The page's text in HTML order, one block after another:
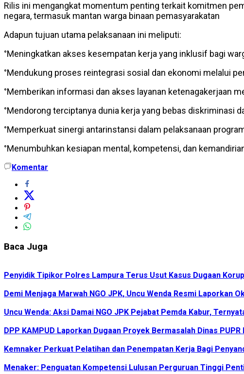
Rilis ini mengangkat momentum penting terkait komitmen
negara, termasuk mantan warga binaan pemasyarakatan
Adapun tujuan utama pelaksanaan ini meliputi:
°Meningkatkan akses kesempatan kerja yang inklusif bagi
°Mendukung proses reintegrasi sosial dan ekonomi melalui
°Memberikan informasi dan akses layanan ketenagakerjaan
°Mendorong terciptanya dunia kerja yang bebas diskriminasi
°Memperkuat sinergi antarinstansi dalam pelaksanaan
°Menumbuhkan kesiapan mental, kompetensi, dan
Komentar
Baca Juga
Penyidik Tipikor Polres Lampura Terus Usut Kasus Dugaan
Demi Menjaga Marwah NGO JPK, Uncu Wenda Resmi Laporkan
Uncu Wenda: Aksi Damai NGO JPK Pejabat Pemda Kabur,
DPP KAMPUD Laporkan Dugaan Proyek Bermasalah Dinas
Kemnaker Perkuat Pelatihan dan Penempatan Kerja Bagi
Menaker: Penguatan Kompetensi Lulusan Perguruan Tinggi